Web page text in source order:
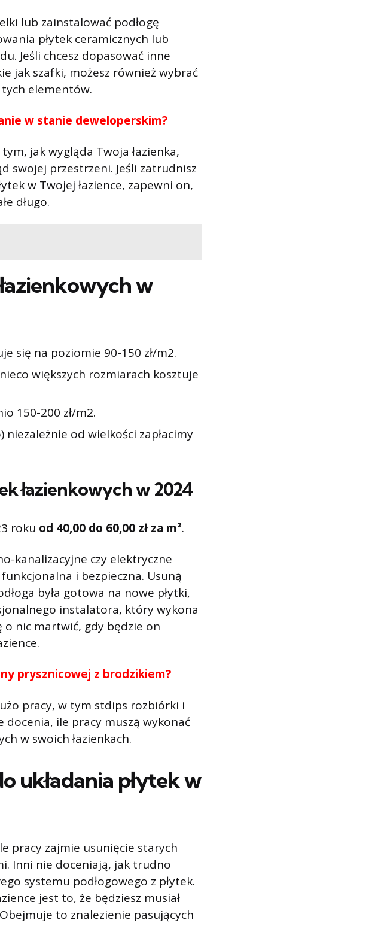
lub zainstalować podłogę
płytek ceramicznych lub
Jeśli chcesz dopasować inne
jak szafki, możesz również wybrać
elementów.
w stanie deweloperskim?
jak wygląda Twoja łazienka,
swojej przestrzeni. Jeśli zatrudnisz
w Twojej łazience, zapewni on,
długo.
w
się na poziomie 90-150 zł/m2.
większych rozmiarach kosztuje
150-200 zł/m2.
niezależnie od wielkości zapłacimy
łazienkowych w 2024
roku od 40,00 do 60,00 zł za m².
kanalizacyjne czy elektryczne
i bezpieczna. Usuną
była gotowa na nowe płytki,
instalatora, który wykona
o nic martwić, gdy będzie on
prysznicowej z brodzikiem?
pracy, w tym stdips rozbiórki i
docenia, ile pracy muszą wykonać
w swoich łazienkach.
układania płytek w
pracy zajmie usunięcie starych
Inni nie doceniają, jak trudno
systemu podłogowego z płytek.
jest to, że będziesz musiał
to znalezienie pasujących